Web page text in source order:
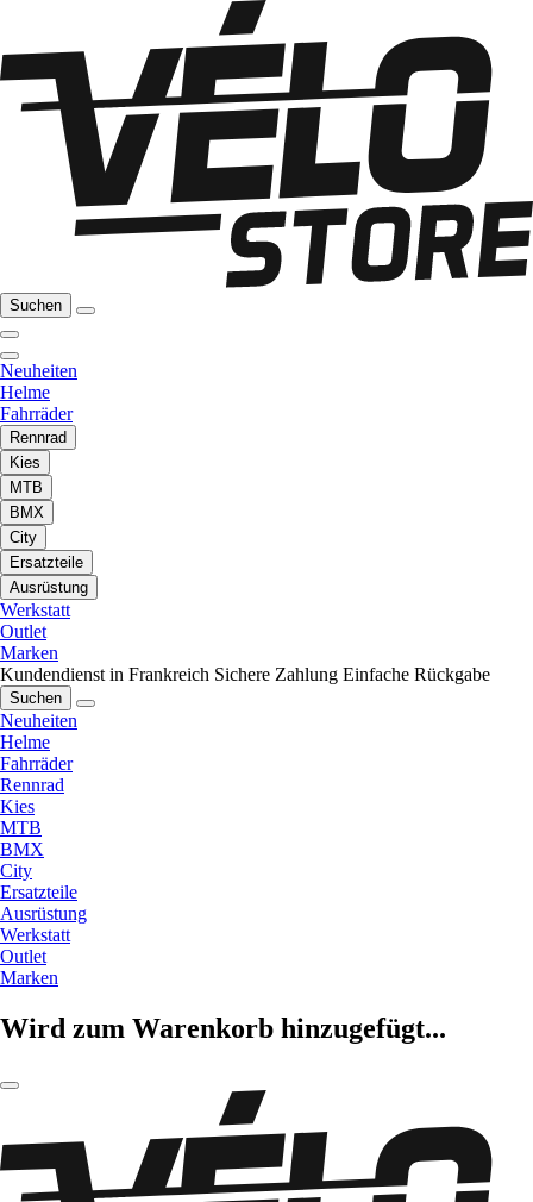
Suchen
Neuheiten
Helme
Fahrräder
Rennrad
Kies
MTB
BMX
City
Ersatzteile
Ausrüstung
Werkstatt
Outlet
Marken
Kundendienst in Frankreich Sichere Zahlung Einfache Rückgabe
Suchen
Neuheiten
Helme
Fahrräder
Rennrad
Kies
MTB
BMX
City
Ersatzteile
Ausrüstung
Werkstatt
Outlet
Marken
Wird zum Warenkorb hinzugefügt...